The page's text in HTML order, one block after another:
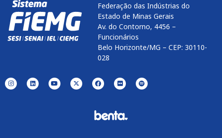
Federação das Indústrias do
Estado de Minas Gerais
Av. do Contorno, 4456 –
Funcionários
Belo Horizonte/MG – CEP: 30110-
028